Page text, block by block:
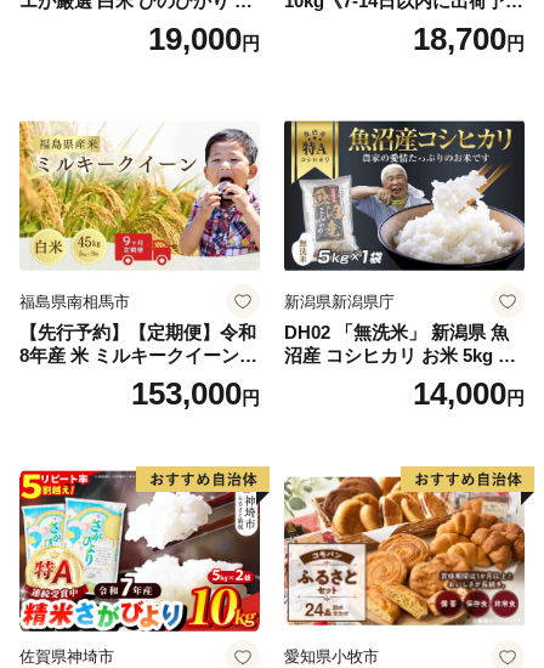
米 10kg 5kg×2 ひのひかり ブ
19,000円
(土日祝除く)》コメ 米 無洗米
令和7年産 高レビュー｜人気
18,700円
福島県南相馬市
【先行予約】【定期便】令和
8年産 米 ミルキークイーン
白米 45kg (5kg×9回) | ミルキ
ークイーン 米5kg 福島 福島
福島県 南相馬市 cu006-ae
153,000円
新潟県新潟県庁
DH02 「無洗米」 新潟県 魚
沼産 コシヒカリ お米 5kg こ
しひかり 精米 米（お米の美
味しい炊き方ガイド付き）
14,000円
佐賀県神埼市 愛知県小牧市